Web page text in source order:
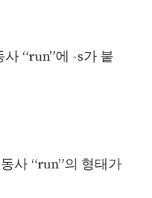
사 “run”에 -s가 붙
사 “run”의 형태가